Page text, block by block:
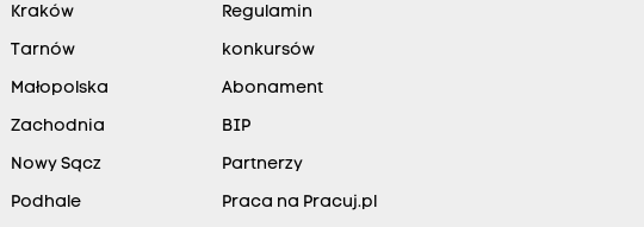
Kraków
Tarnów
Małopolska
Zachodnia
Nowy Sącz
Podhale
Regulamin
konkursów
Abonament
BIP
Partnerzy
Praca na Pracuj.pl